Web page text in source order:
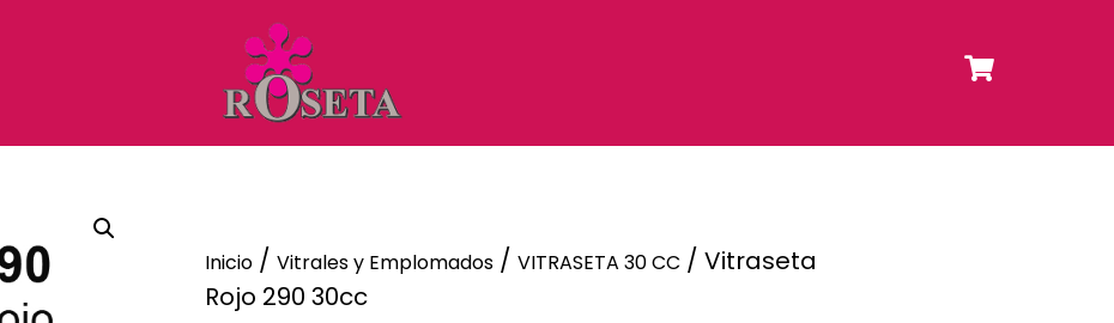
Inicio / Vitrales y Emplomados / VITRASETA 30 CC / Vitraseta
Rojo 290 30cc